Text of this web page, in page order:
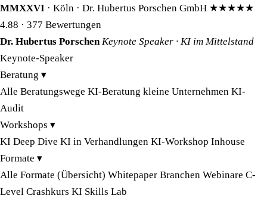
MMXXVI · Köln · Dr. Hubertus Porschen GmbH ★★★★★
4.88 · 377 Bewertungen
Dr. Hubertus Porschen Keynote Speaker · KI im Mittelstand
Keynote-Speaker
Beratung ▾
Alle Beratungswege KI-Beratung kleine Unternehmen KI-
Audit
Workshops ▾
KI Deep Dive KI in Verhandlungen KI-Workshop Inhouse
Formate ▾
Alle Formate (Übersicht) Whitepaper Branchen Webinare C-
Level Crashkurs KI Skills Lab